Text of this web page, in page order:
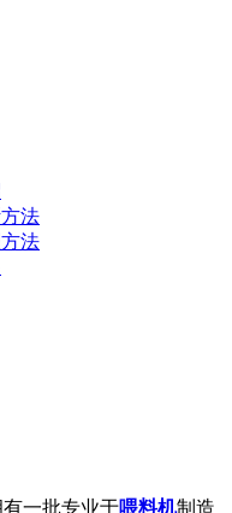
法
法
一批专业于喂料机制造